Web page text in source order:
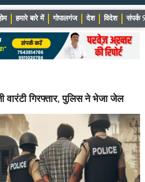
हमारे बारे में गोपालगंज देश विदेश संपर्क
वारंटी गिरफ्तार, पुलिस ने भेजा जेल